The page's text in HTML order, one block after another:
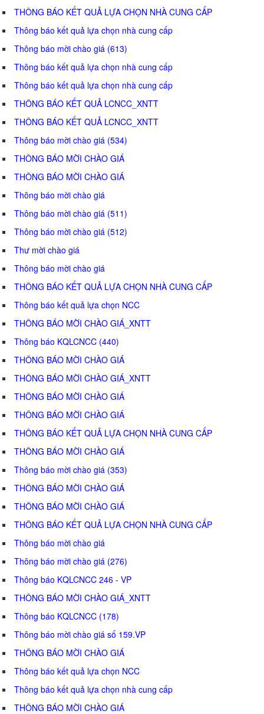
THÔNG BÁO KẾT QUẢ LỰA CHỌN NHÀ CUNG CẤP
Thông báo kết quả lựa chọn nhà cung cấp
Thông báo mời chào giá (613)
Thông báo kết quả lựa chọn nhà cung cấp
Thông báo kết quả lựa chọn nhà cung cấp
THÔNG BÁO KẾT QUẢ LCNCC_XNTT
THÔNG BÁO KẾT QUẢ LCNCC_XNTT
Thông báo mời chào giá (534)
THÔNG BÁO MỜI CHÀO GIÁ
THÔNG BÁO MỜI CHÀO GIÁ
Thông báo mời chào giá
Thông báo mời chào giá (511)
Thông báo mời chào giá (512)
Thư mời chào giá
Thông báo mời chào giá
THÔNG BÁO KẾT QUẢ LỰA CHỌN NHÀ CUNG CẤP
Thông báo kết quả lựa chọn NCC
THÔNG BÁO MỜI CHÀO GIÁ_XNTT
Thông báo KQLCNCC (440)
THÔNG BÁO MỜI CHÀO GIÁ
THÔNG BÁO MỜI CHÀO GIÁ_XNTT
THÔNG BÁO MỜI CHÀO GIÁ
THÔNG BÁO MỜI CHÀO GIÁ
THÔNG BÁO KẾT QUẢ LỰA CHỌN NHÀ CUNG CẤP
THÔNG BÁO MỜI CHÀO GIÁ
Thông báo mời chào giá (353)
THÔNG BÁO MỜI CHÀO GIÁ
THÔNG BÁO MỜI CHÀO GIÁ
THÔNG BÁO KẾT QUẢ LỰA CHỌN NHÀ CUNG CẤP
Thông báo mời chào giá
Thông báo mời chào giá (276)
Thông báo KQLCNCC 246 - VP
THÔNG BÁO MỜI CHÀO GIÁ_XNTT
Thông báo KQLCNCC (178)
Thông báo mời chào giá số 159.VP
THÔNG BÁO MỜI CHÀO GIÁ
Thông báo kết quả lựa chọn NCC
Thông báo kết quả lựa chọn nhà cung cấp
THÔNG BÁO MỜI CHÀO GIÁ